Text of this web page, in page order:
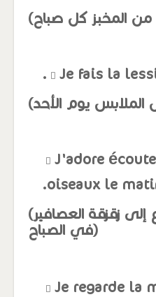
Je fais la
J'adore
oiseaux le
(أنا أعشق الاستماع إلى زقزقة العصافير
في الصباح)
Je regarde la